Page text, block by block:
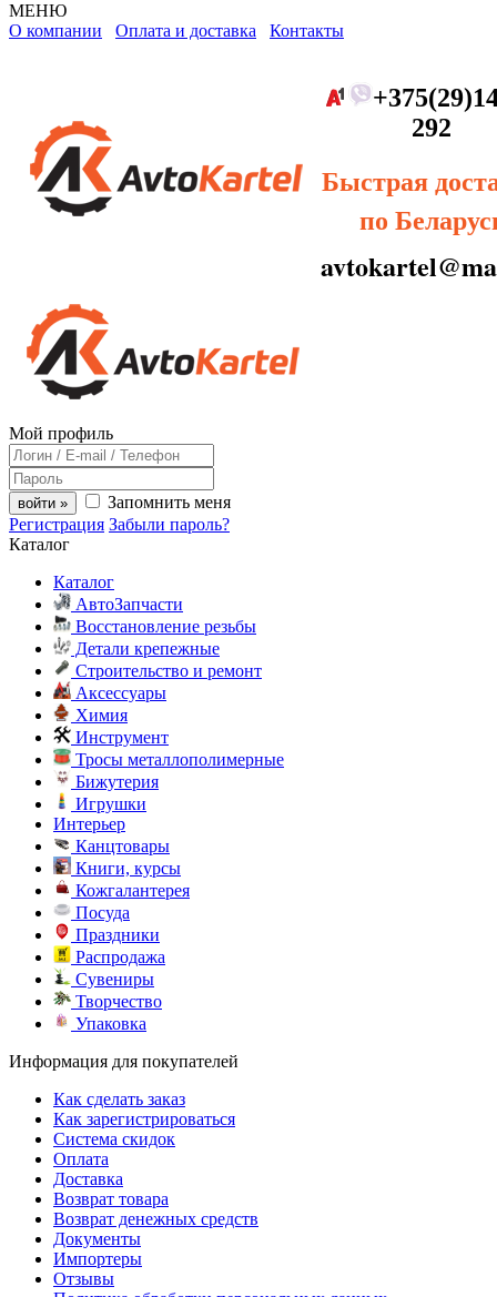
МЕНЮ
О компании Оплата и доставка Контакты
292
Быстрая
по
Мой профиль
войти »
Запомнить меня
Регистрация Забыли пароль?
Каталог
Каталог
АвтоЗапчасти
Восстановление резьбы
Детали крепежные
Строительство и ремонт
Аксессуары
Химия
Инструмент
Тросы металлополимерные
Бижутерия
Игрушки
Интерьер
Канцтовары
Книги, курсы
Кожгалантерея
Посуда
Праздники
Распродажа
Сувениры
Творчество
Упаковка
Информация для покупателей
Как сделать заказ
Как зарегистрироваться
Система скидок
Оплата
Доставка
Возврат товара
Возврат денежных средств
Документы
Импортеры
Отзывы